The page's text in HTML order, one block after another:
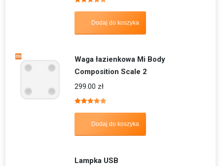
5.00
Dodaj do koszyka
Waga łazienkowa Mi Body
Composition Scale 2
299.00 zł
5.00
Dodaj do koszyka
Lampka USB